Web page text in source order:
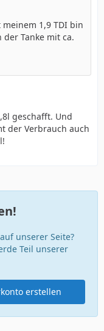
1,9 TDI bin
Tanke mit ca.
geschafft. Und
der Verbrauch auch
unserer Seite?
Teil unserer
erstellen